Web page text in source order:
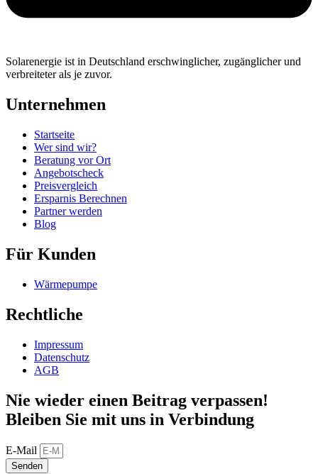
Solarenergie ist in Deutschland erschwinglicher, zugänglicher und
verbreiteter als je zuvor.
Unternehmen
Startseite
Wer sind wir?
Beratung vor Ort
Angebotscheck
Preisvergleich
Ersparnis Berechnen
Partner werden
Blog
Für Kunden
Wärmepumpe
Rechtliche
Impressum
Datenschutz
AGB
Nie wieder einen Beitrag verpassen!
Bleiben Sie mit uns in Verbindung
E-Mail
Senden